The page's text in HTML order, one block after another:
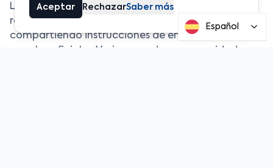
Los equipos técnicos de Balancer’s respondieron
rápidamente pausando ciertas funciones y
compartiendo instrucciones de emergencia en sus
canales oficiales. Varios expertos en seguridad
Aceptar RechazarSaber más
Español